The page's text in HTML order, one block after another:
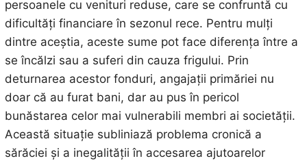
persoanele cu venituri reduse, care se confruntă cu
dificultăți financiare în sezonul rece. Pentru mulți
dintre aceștia, aceste sume pot face diferența între a
se încălzi sau a suferi din cauza frigului. Prin
deturnarea acestor fonduri, angajații primăriei nu
doar că au furat bani, dar au pus în pericol
bunăstarea celor mai vulnerabili membri ai societății.
Această situație subliniază problema cronică a
sărăciei și a inegalității în accesarea ajutoarelor